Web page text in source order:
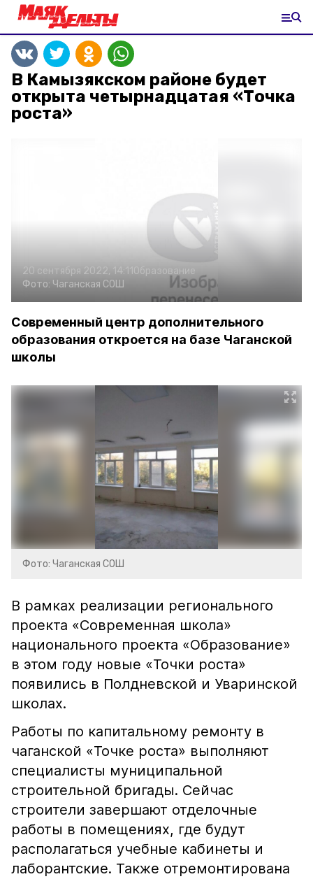
В Камызякском районе будет
открыта четырнадцатая «Точка
роста»
20 сентября 2022, 14:11 Образование
Фото: Чаганская СОШ
Современный центр дополнительного
образования откроется на базе Чаганской
школы
Фото: Чаганская СОШ
В рамках реализации регионального
проекта «Современная школа»
национального проекта «Образование»
в этом году новые «Точки роста»
появились в Полдневской и Уваринской
школах.
Работы по капитальному ремонту в
чаганской «Точке роста» выполняют
специалисты муниципальной
строительной бригады. Сейчас
строители завершают отделочные
работы в помещениях, где будут
располагаться учебные кабинеты и
лаборантские. Также отремонтирована